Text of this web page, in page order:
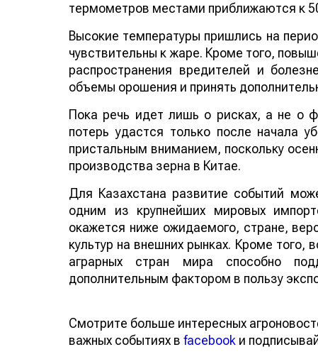
термометров местами приближаются к
Высокие температуры пришлись на
чувствительны к жаре. Кроме того,
распространения вредителей и
объемы орошения и принять
Пока речь идет лишь о рисках, а не о
потерь удастся только после начала
пристальным вниманием, поскольку
производства зерна в Китае.
Для Казахстана развитие событий
одним из крупнейших мировых
окажется ниже ожидаемого, стране,
культур на внешних рынках. Кроме
аграрных стран мира способно
дополнительным фактором в пользу
Смотрите больше интересных
важных событиях в facebook и